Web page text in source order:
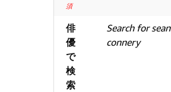
須
俳
優
で
検
索
Search for sean
connery